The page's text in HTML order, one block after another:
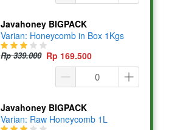
Javahoney BIGPACK
Varian: Honeycomb in Box 1Kgs
Rp 339.000 Rp 169.500
Javahoney BIGPACK
Varian: Raw Honeycomb 1L